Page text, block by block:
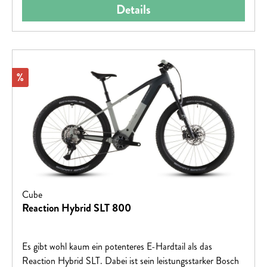
Details
Rabatt
%
Cube
Reaction Hybrid SLT 800
Es gibt wohl kaum ein potenteres E-Hardtail als das
Reaction Hybrid SLT. Dabei ist sein leistungsstarker Bosch